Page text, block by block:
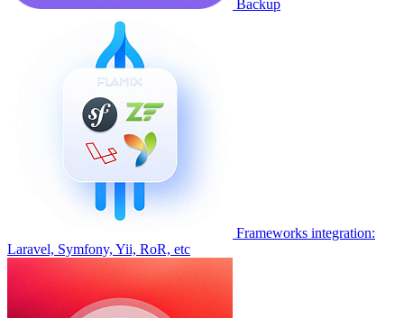
Backup
Frameworks integration:
Laravel, Symfony, Yii, RoR, etc